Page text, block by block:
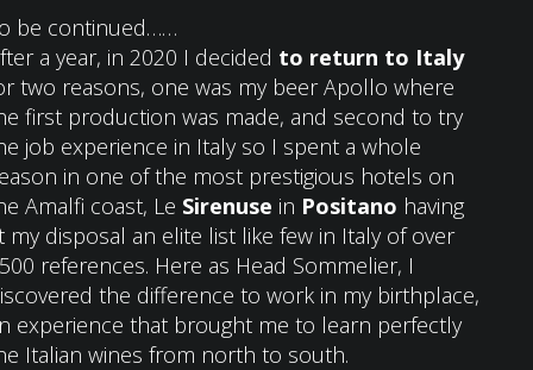
be continued……
a year, in 2020 I decided to return to Italy
two reasons, one was my beer Apollo where
first production was made, and second to try
job experience in Italy so I spent a whole
in one of the most prestigious hotels on
Amalfi coast, Le Sirenuse in Positano having
my disposal an elite list like few in Italy of over
references. Here as Head Sommelier, I
the difference to work in my birthplace,
experience that brought me to learn perfectly
Italian wines from north to south.